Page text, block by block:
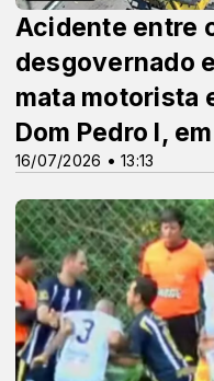
16/07/2026 • 13:13
Acidente entre
desgovernado
mata motorista
Dom Pedro I,